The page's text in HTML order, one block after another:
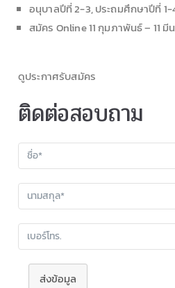
อนุบาลปีที่ 2-3, ประถมศึกษาปีที่
สมัคร Online 11 กุมภาพันธ์ – 11 มี
ดูประกาศรับสมัคร
ติดต่อสอบถาม
ส่งข้อมูล